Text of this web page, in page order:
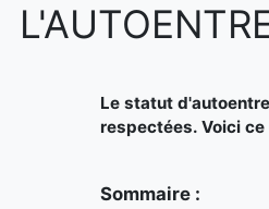
Le statut
respectées. Voici
Sommaire :